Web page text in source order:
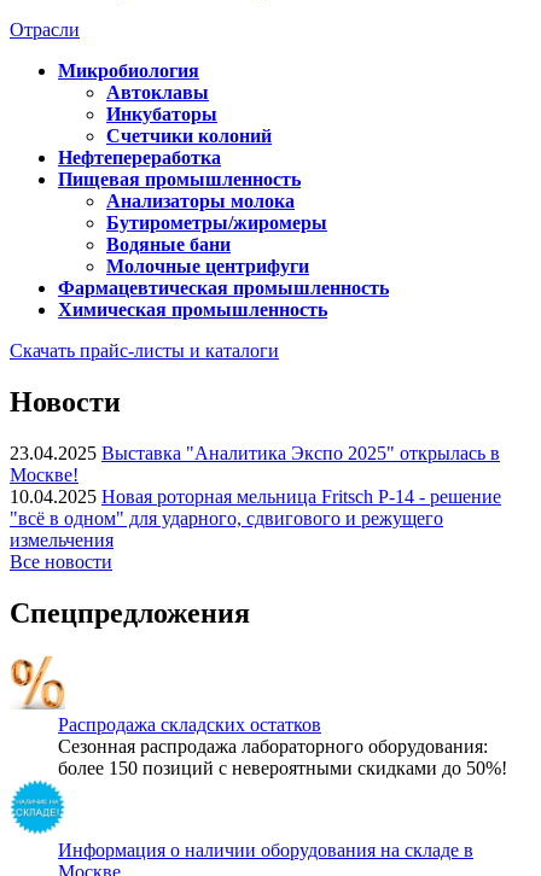
Отрасли
Микробиология
Автоклавы
Инкубаторы
Счетчики колоний
Нефтепереработка
Пищевая промышленность
Анализаторы молока
Бутирометры/жиромеры
Водяные бани
Молочные центрифуги
Фармацевтическая промышленность
Химическая промышленность
Скачать прайс-листы и каталоги
Новости
23.04.2025 Выставка "Аналитика Экспо 2025" открылась в
Москве!
10.04.2025 Новая роторная мельница Fritsch P-14 - решение
"всё в одном" для ударного, сдвигового и режущего
измельчения
Все новости
Спецпредложения
Распродажа складских остатков
Сезонная распродажа лабораторного оборудования:
более 150 позиций с невероятными скидками до 50%!
Информация о наличии оборудования на складе в
Москве